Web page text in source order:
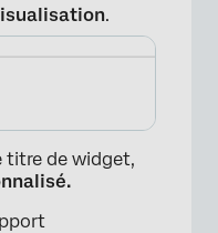
.
titre de widget,